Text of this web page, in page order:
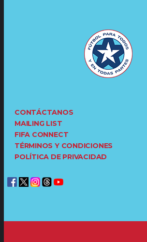
CONTÁCTANOS
MAILING LIST
FIFA CONNECT
TÉRMINOS Y CONDICIONES
POLÍTICA DE PRIVACIDAD